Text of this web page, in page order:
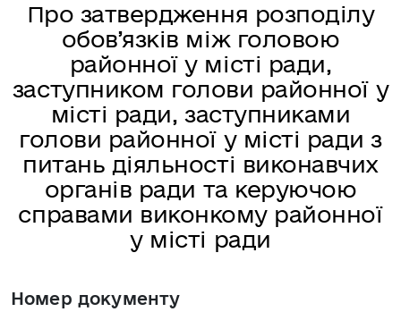
Про затвердження розподілу
обов’язків між головою
районної у місті ради,
заступником голови районної у
місті ради, заступниками
голови районної у місті ради з
питань діяльності виконавчих
органів ради та керуючою
справами виконкому районної
у місті ради
Номер документу